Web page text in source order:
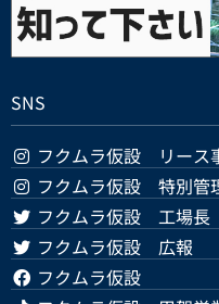
SNS
フクムラ仮設 リース
フクムラ仮設 特別管
フクムラ仮設 工場長
フクムラ仮設 広報
フクムラ仮設